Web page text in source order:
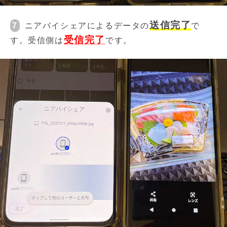
7 ニアバイシェアによるデータの送信完了 で
す。受信側は 受信完了 です。